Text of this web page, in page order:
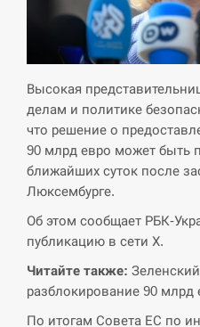
СЕРПЕНЬ
Экс-послу в США
СЕРПЕНЬ
14:40
У Росії
Reuters
СЕРПЕНЬ
14:23
Поставки ракет для
хотя у партнеров
СЕРПЕНЬ
Высокая
делам и политике
что решение о
90 млрд евро может быть
ближайших суток после
Люксембурге.
Об этом сообщает РБК-
публикацию в сети Х.
Читайте также:
разблокирование 90 млрд
По итогам Совета ЕС по